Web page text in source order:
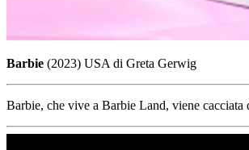
Barbie (2023) USA di Greta Gerwig
Barbie, che vive a Barbie Land, viene cacciata